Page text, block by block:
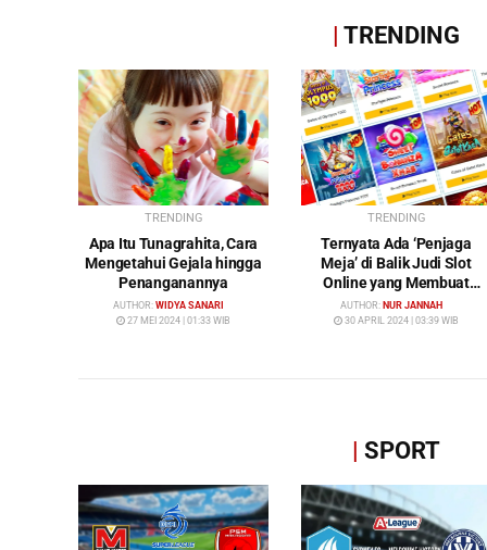
| TRENDING
TRENDING
Apa Itu Tunagrahita, Cara
Mengetahui Gejala hingga
Penanganannya
AUTHOR: WIDYA SANARI
27 MEI 2024 | 01:33 WIB
TRENDING
Ternyata Ada ‘Penjaga
Meja’ di Balik Judi Slot
Online yang Membuat
Pemain Tak Pernah
Menang!
AUTHOR: NUR JANNAH
30 APRIL 2024 | 03:39 WIB
| SPORT